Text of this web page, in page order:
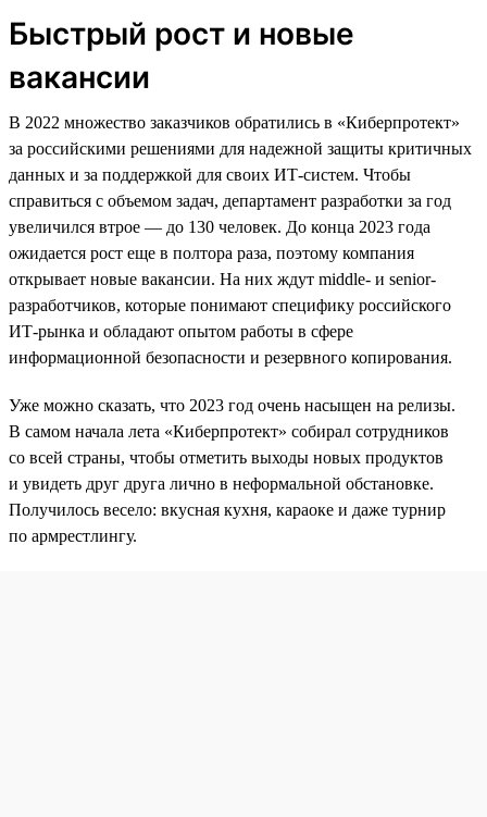
Быстрый рост и новые
вакансии
В 2022 множество заказчиков обратились в «Киберпротект»
за российскими решениями для надежной защиты критичных
данных и за поддержкой для своих ИТ-систем. Чтобы
справиться с объемом задач, департамент разработки за год
увеличился втрое — до 130 человек. До конца 2023 года
ожидается рост еще в полтора раза, поэтому компания
открывает новые вакансии. На них ждут middle- и senior-
разработчиков, которые понимают специфику российского
ИТ-рынка и обладают опытом работы в сфере
информационной безопасности и резервного копирования.
Уже можно сказать, что 2023 год очень насыщен на релизы.
В самом начала лета «Киберпротект» собирал сотрудников
со всей страны, чтобы отметить выходы новых продуктов
и увидеть друг друга лично в неформальной обстановке.
Получилось весело: вкусная кухня, караоке и даже турнир
по армрестлингу.